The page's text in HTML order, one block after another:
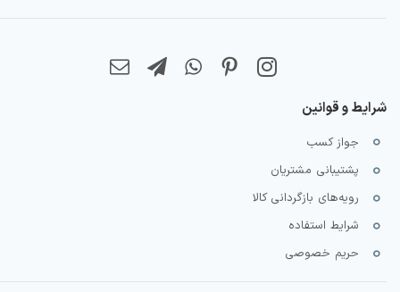
شرایط و قوانین
جواز کسب
پشتیبانی مشتریان
رویه‌های بازگردانی کالا
شرایط استفاده
حریم خصوصی